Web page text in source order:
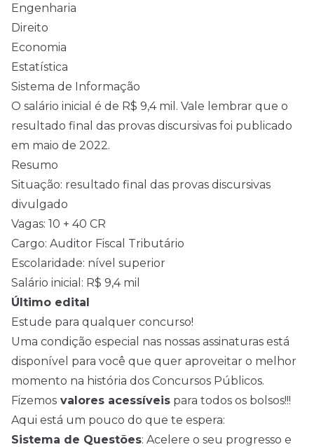
Engenharia
Direito
Economia
Estatística
Sistema de Informação
O salário inicial é de R$ 9,4 mil. Vale lembrar que o
resultado final das provas discursivas foi publicado
em maio de 2022.
Resumo
Situação: resultado final das provas discursivas
divulgado
Vagas: 10 + 40 CR
Cargo: Auditor Fiscal Tributário
Escolaridade: nível superior
Salário inicial: R$ 9,4 mil
Último edital
Estude para qualquer concurso!
Uma condição especial nas nossas assinaturas está
disponível para você que quer aproveitar o melhor
momento na história dos Concursos Públicos.
Fizemos valores acessíveis para todos os bolsos!!!
Aqui está um pouco do que te espera:
Sistema de Questões: Acelere o seu progresso e